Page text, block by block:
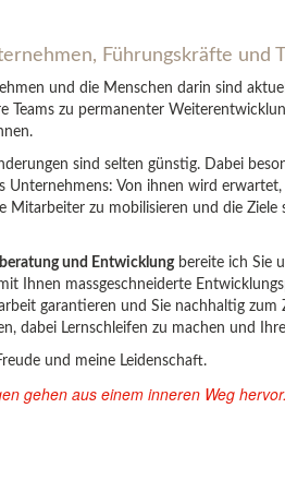
Führungskräfte und
und die Menschen darin sind
Teams zu permanenter
sind selten günstig. Dabei
Unternehmens: Von ihnen wird
Mitarbeiter zu mobilisieren und die
und Entwicklungbereite ich Sie
Ihnen massgeschneiderte
garantieren und Sie nachhaltig
dabei Lernschleifen zu machen und
und meine Leidenschaft.
gehen aus einem inneren Weg hervor.